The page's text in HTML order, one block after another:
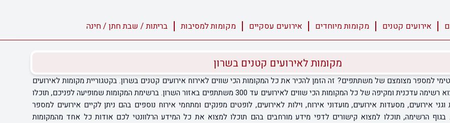
אירועים קטנים מקומות מיוחדים אירועים עסקיים מקומות למסיבות בריתות / שבת חתן / חינה
מקומות לאירועים קטנים בשרון
למספר מצומצם של משתתפים? זה הזמן להכיר את כל המקומות הכי שווים לאירוח אירועים קטנים בשרון. בקטגוריית מקומות לאירועים
קטנים בשרון, תוכלו למצוא רשימה עדכנית ומקיפה של כל המקומות הכי שווים לאירועים עד 300 משתתפים באזור השרון. ברשימת המקומות שמופיעה לפניכם, תוכלו
אירועים, מסעדות אירועים, מועדוני אירוח, וילות לאירועים, לופטים מפנקים ומתחמי אירוח נוספים בהם ניתן לקיים אירועים למספר
הרשימה, תוכלו למצוא קישורים לדפי מידע מורחבים בהם תוכלו למצוא את כל המידע הרלוונטי לכם אודות כל אחד מהמקומות